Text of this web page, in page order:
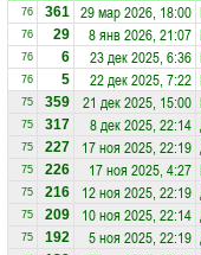
76 361 29 мар 2026, 18:00
76 29 8 янв 2026, 21:07
76 6 23 дек 2025, 6:36
76 5 22 дек 2025, 7:22
75 359 21 дек 2025, 15:00
75 317 8 дек 2025, 22:14
75 227 17 ноя 2025, 22:19
75 226 17 ноя 2025, 4:27
75 216 12 ноя 2025, 22:19
75 209 10 ноя 2025, 22:14
75 192 5 ноя 2025, 22:19